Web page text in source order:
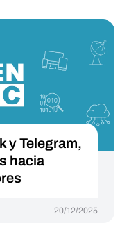
y Telegram,
hacia
20/12/2025